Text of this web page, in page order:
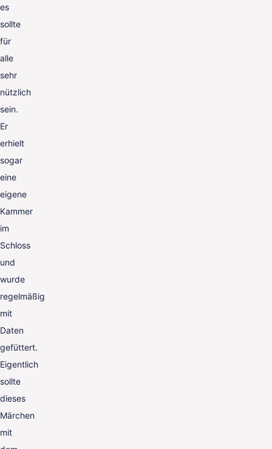
es
sollte
für
alle
sehr
nützlich
sein.
Er
erhielt
sogar
eine
eigene
Kammer
im
Schloss
und
wurde
regelmäßig
mit
Daten
gefüttert.
Eigentlich
sollte
dieses
Märchen
mit